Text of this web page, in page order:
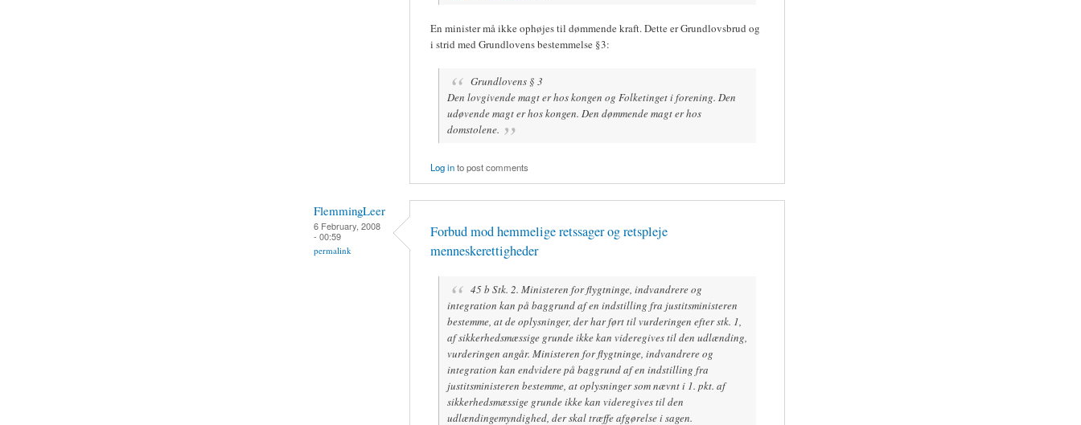
En minister må ikke ophøjes til dømmende kraft. Dette er Grundlovsbrud og
i strid med Grundlovens bestemmelse §3:
Grundlovens § 3
Den lovgivende magt er hos kongen og Folketinget i forening. Den
udøvende magt er hos kongen. Den dømmende magt er hos
domstolene.
Log into post comments
FlemmingLeer
6 February, 2008
- 00:59
permalink
Forbud mod hemmelige retssager og retspleje
menneskerettigheder
45 b Stk. 2. Ministeren for flygtninge, indvandrere og
integration kan på baggrund af en indstilling fra justitsministeren
bestemme, at de oplysninger, der har ført til vurderingen efter stk. 1,
af sikkerhedsmæssige grunde ikke kan videregives til den udlænding,
vurderingen angår. Ministeren for flygtninge, indvandrere og
integration kan endvidere på baggrund af en indstilling fra
justitsministeren bestemme, at oplysninger som nævnt i 1. pkt. af
sikkerhedsmæssige grunde ikke kan videregives til den
udlændingemyndighed, der skal træffe afgørelse i sagen.